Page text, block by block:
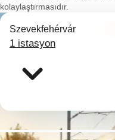
kolaylaştırmasıdır.
Szevekfehérvár
1 istasyon